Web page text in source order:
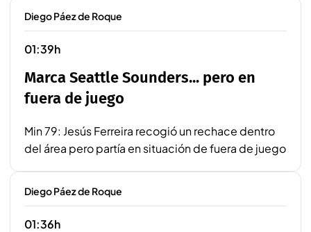
Diego Páez de Roque
01:39h
Marca Seattle Sounders... pero en
fuera de juego
Min 79: Jesús Ferreira recogió un rechace dentro
del área pero partía en situación de fuera de juego
Diego Páez de Roque
01:36h